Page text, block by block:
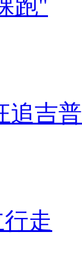
跑"
追吉
走